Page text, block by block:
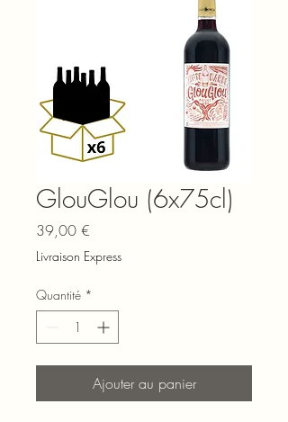
GlouGlou (6x75cl)
39,00 €
Livraison Express
Quantité *
Ajouter au panier